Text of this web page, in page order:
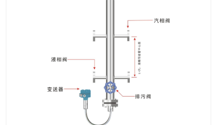
液氮液位计
液位计传感器定制
物位计
测漏仪